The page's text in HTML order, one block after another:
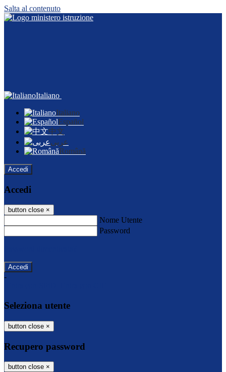
Salta al contenuto
Italiano
Italiano
Español
中文
عربى
Română
Accedi
Accedi
button close ×
Nome Utente
Password
-
Seleziona utente
button close ×
Recupero password
button close ×